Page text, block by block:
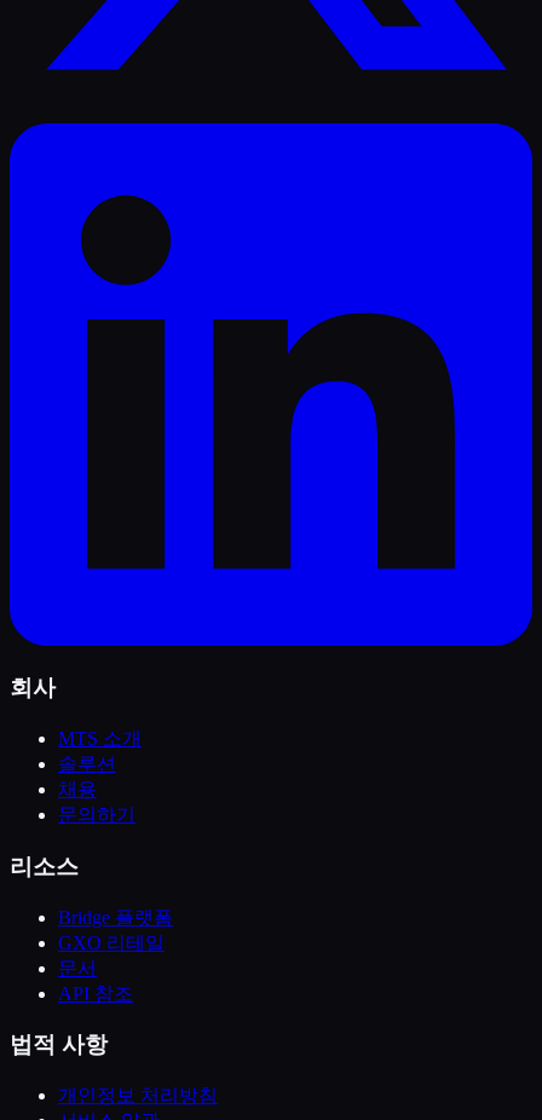
회사
MTS 소개
솔루션
채용
문의하기
리소스
Bridge 플랫폼
GXO 리테일
문서
API 참조
법적 사항
개인정보 처리방침